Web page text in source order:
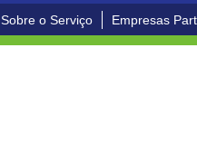
Sobre o Serviço Empresas